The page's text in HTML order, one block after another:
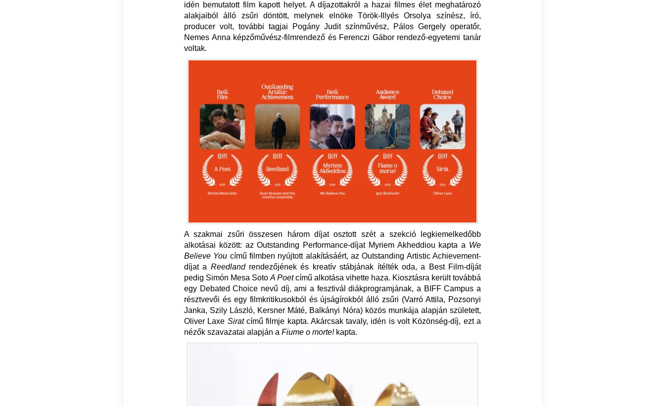
idén bemutatott film kapott helyet. A díjazottakról a hazai filmes élet meghatározó
alakjaiból álló zsűri döntött, melynek elnöke Török-Illyés Orsolya színész, író,
producer volt, további tagjai Pogány Judit színművész, Pálos Gergely operatőr,
Nemes Anna képzőművész-filmrendező és Ferenczi Gábor rendező-egyetemi tanár
voltak.
A szakmai zsűri összesen három díjat osztott szét a szekció legkiemelkedőbb
alkotásai között: az Outstanding Performance-díjat Myriem Akheddiou kapta a We
Believe You című filmben nyújtott alakításáért, az Outstanding Artistic Achievement-
díjat a Reedlandrendezőjének és kreatív stábjának ítélték oda, a Best Film-díját
pedig Simón Mesa Soto A Poetcímű alkotása vihette haza. Kiosztásra került továbbá
egy Debated Choice nevű díj, ami a fesztivál diákprogramjának, a BIFF Campus a
résztvevői és egy filmkritikusokból és újságírokból álló zsűri (Varró Attila, Pozsonyi
Janka, Szily László, Kersner Máté, Balkányi Nóra) közös munkája alapján született,
Oliver Laxe Siratcímű filmje kapta. Akárcsak tavaly, idén is volt Közönség-díj, ezt a
nézők szavazatai alapján a Fiume o morte!kapta.